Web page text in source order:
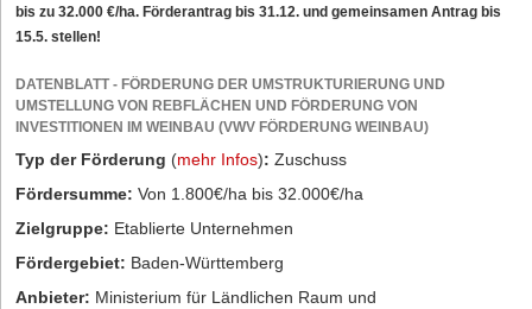
bis zu 32.000 €/ha. Förderantrag bis 31.12. und gemeinsamen Antrag bis
15.5. stellen!
DATENBLATT - FÖRDERUNG DER UMSTRUKTURIERUNG UND
UMSTELLUNG VON REBFLÄCHEN UND FÖRDERUNG VON
INVESTITIONEN IM WEINBAU (VWV FÖRDERUNG WEINBAU)
Typ der Förderung (mehr Infos): Zuschuss
Fördersumme: Von 1.800€/ha bis 32.000€/ha
Zielgruppe: Etablierte Unternehmen
Fördergebiet: Baden-Württemberg
Anbieter: Ministerium für Ländlichen Raum und